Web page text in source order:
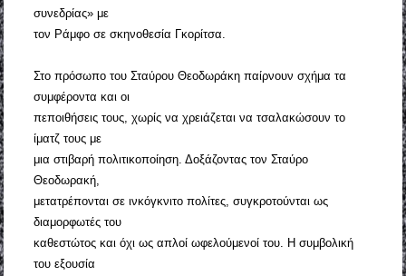
συνεδρίας» με
τον Ράμφο σε σκηνοθεσία Γκορίτσα.
Στο πρόσωπο του Σταύρου Θεοδωράκη παίρνουν σχήμα τα
συμφέροντα και οι
πεποιθήσεις τους, χωρίς να χρειάζεται να τσαλακώσουν το
ίματζ τους με
μια στιβαρή πολιτικοποίηση. Δοξάζοντας τον Σταύρο
Θεοδωρακή,
μετατρέπονται σε ινκόγκνιτο πολίτες, συγκροτούνται ως
διαμορφωτές του
καθεστώτος και όχι ως απλοί ωφελούμενοί του. Η συμβολική
του εξουσία